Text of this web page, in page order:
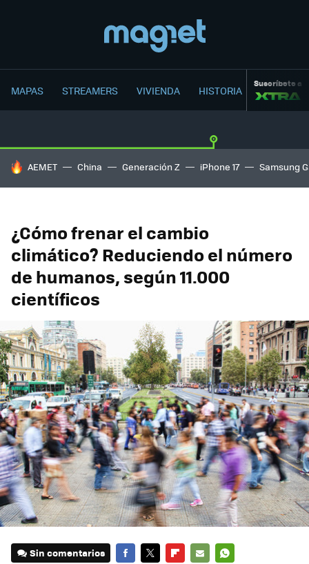
MAPAS STREAMERS VIVIENDA HISTORIA Suscríbete a
HOY SE HABLA DE
AEMET China Generación Z iPhone 17 Samsung
¿Cómo frenar el cambio
climático? Reduciendo el número
de humanos, según 11.000
científicos
Sin comentarios